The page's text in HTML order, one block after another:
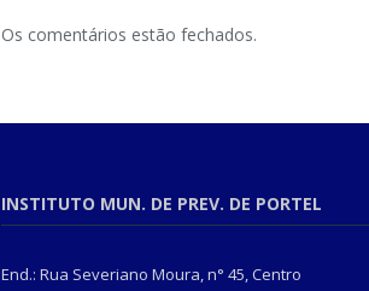
Os comentários estão fechados.
INSTITUTO MUN. DE PREV. DE PORTEL
End.: Rua Severiano Moura, n° 45, Centro